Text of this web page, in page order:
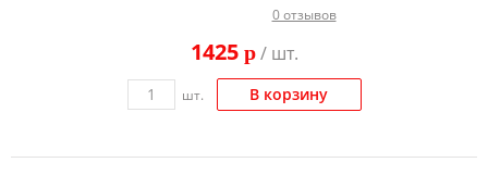
0 отзывов
1425 p/ шт.
шт. В корзину